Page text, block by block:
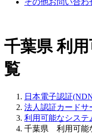
その他お問い合わ
千葉県 利
覧
日本電子認証
法人認証カードサ
利用可能なシステ
千葉県 利用可能